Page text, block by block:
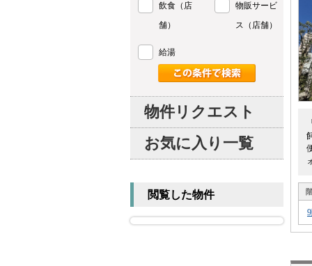
飲食（店
舗）
物販サービ
ス（店舗）
給湯
物件リクエスト
お気に入り一覧
閲覧した物件